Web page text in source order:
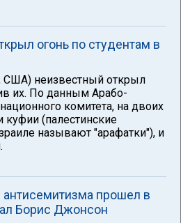
огонь по студентам в
США) неизвестный открыл
их. По данным Арабо-
комитета, на двоих
куфии (палестинские
называют "арафатки"), и
прошел в
Борис Джонсон